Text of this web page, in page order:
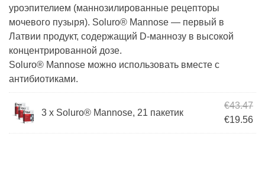
уроэпителием (маннозилированные рецепторы
мочевого пузыря). Soluro® Mannose — первый в
Латвии продукт, содержащий D-маннозу в высокой
концентрированной дозе.
Soluro® Mannose можно использовать вместе с
антибиотиками.
3 x Soluro® Mannose, 21 пакетик
€43.47
€19.56